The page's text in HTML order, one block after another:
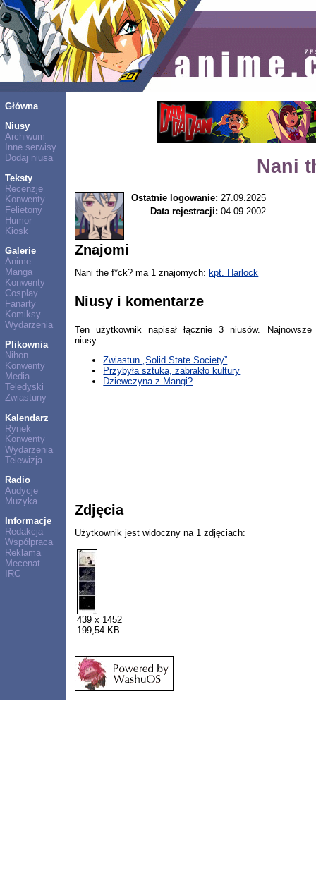
Główna
Niusy
Archiwum
Inne serwisy
Dodaj niusa
Teksty
Recenzje
Konwenty
Felietony
Humor
Kiosk
Galerie
Anime
Manga
Konwenty
Cosplay
Fanarty
Komiksy
Wydarzenia
Plikownia
Nihon
Konwenty
Media
Teledyski
Zwiastuny
Kalendarz
Rynek
Konwenty
Wydarzenia
Telewizja
Radio
Audycje
Muzyka
Informacje
Redakcja
Współpraca
Reklama
Mecenat
IRC
Nani
Ostatnie logowanie: 27.09.2025
Data rejestracji: 04.09.2002
Znajomi
Nani the f*ck? ma 1 znajomych: kpt. Harlock
Niusy i komentarze
Ten użytkownik napisał łącznie 3 niusów. Najnowsze
niusy:
Zwiastun „Solid State Society”
Przybyła sztuka, zabrakło kultury
Dziewczyna z Mangi?
Zdjęcia
Użytkownik jest widoczny na 1 zdjęciach:
439 x 1452
199,54 KB